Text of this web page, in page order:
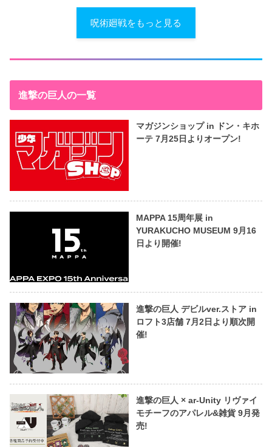
呪術廻戦をもっと見る
進撃の巨人の一覧
マガジンショップ in ドン・キホ
ーテ 7月25日よりオープン!
MAPPA 15周年展 in
YURAKUCHO MUSEUM 9月16
日より開催!
進撃の巨人 デビルver.ストア in
ロフト3店舗 7月2日より順次開
催!
進撃の巨人 × ar-Unity リヴァイ
モチーフのアパレル&雑貨 9月発
売!